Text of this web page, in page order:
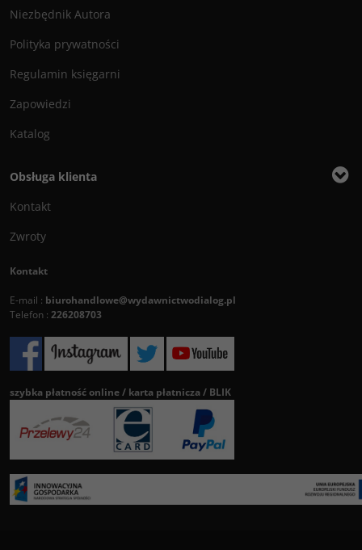
Niezbędnik Autora
Polityka prywatności
Regulamin księgarni
Zapowiedzi
Katalog
Obsługa klienta
Kontakt
Zwroty
Kontakt
E-mail : biurohandlowe@wydawnictwodialog.pl
Telefon : 226208703
szybka płatność online / karta płatnicza / BLIK